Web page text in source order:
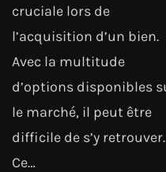
cruciale lors de
l’acquisition d’un bien.
Avec la multitude
d’options disponibles
le marché, il peut être
difficile de s’y retrouver.
Ce…